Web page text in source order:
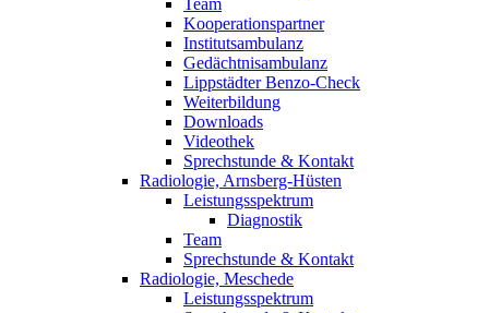
Team
Kooperationspartner
Institutsambulanz
Gedächtnisambulanz
Lippstädter Benzo-Check
Weiterbildung
Downloads
Videothek
Sprechstunde & Kontakt
Radiologie, Arnsberg-Hüsten
Leistungsspektrum
Diagnostik
Team
Sprechstunde & Kontakt
Radiologie, Meschede
Leistungsspektrum